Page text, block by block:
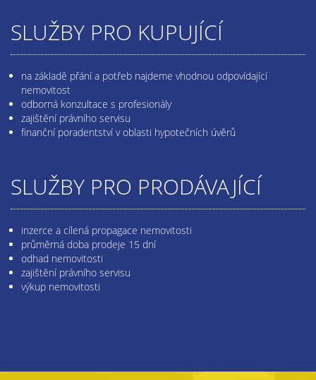
SLUŽBY PRO KUPUJÍCÍ
na základě přání a potřeb najdeme vhodnou odpovídající
nemovitost
odborná konzultace s profesionály
zajištění právního servisu
finanční poradentství v oblasti hypotečních úvěrů
SLUŽBY PRO PRODÁVAJÍCÍ
inzerce a cílená propagace nemovitosti
průměrná doba prodeje 15 dní
odhad nemovitosti
zajištění právního servisu
výkup nemovitosti